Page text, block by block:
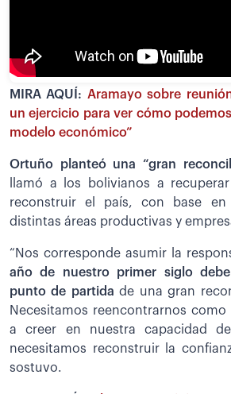
MIRA AQUÍ: Aramayo sobre
un ejercicio para ver cómo
modelo económico”
Ortuño planteó una “gran
llamó a los bolivianos a
reconstruir el país, con base
distintas áreas productivas y
“Nos corresponde asumir la
año de nuestro primer siglo
punto de partida de una gran
Necesitamos reencontrarnos
a creer en nuestra capacidad
necesitamos reconstruir la
sostuvo.